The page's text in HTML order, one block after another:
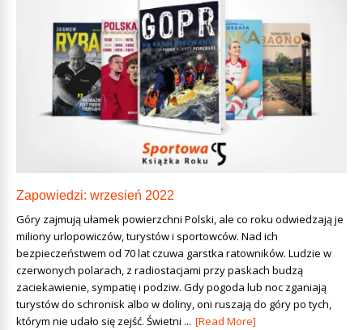
Zapowiedzi: wrzesień 2022
Góry zajmują ułamek powierzchni Polski, ale co roku odwiedzają je
miliony urlopowiczów, turystów i sportowców. Nad ich
bezpieczeństwem od 70 lat czuwa garstka ratowników. Ludzie w
czerwonych polarach, z radiostacjami przy paskach budzą
zaciekawienie, sympatię i podziw. Gdy pogoda lub noc zganiają
turystów do schronisk albo w doliny, oni ruszają do góry po tych,
którym nie udało się zejść. Świetni ... [Read More]